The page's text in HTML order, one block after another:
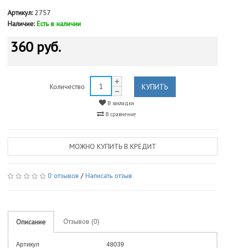
Артикул:2757
Наличие: Есть в наличии
360 руб.
Количество КУПИТЬ
В закладки
В сравнение
МОЖНО КУПИТЬ В КРЕДИТ
0 отзывов /Написать отзыв
Описание Отзывов (0)
Артикул
48039